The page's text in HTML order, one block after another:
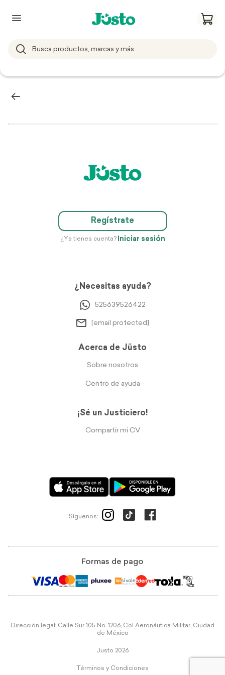
Regístrate
¿Ya tienes cuenta? Iniciar sesión
¿Necesitas ayuda?
525639526422
[email protected]
Acerca de Jüsto
Sobre nosotros
Centro de ayuda
¡Sé un Justiciero!
Compartir mi CV
Síguenos:
Formas de pago
Dirección legal: Calle Sur 105 No. 1206, Col Aeronáutica Militar, Ciudad
de México
Justo 2026
Términos y Condiciones